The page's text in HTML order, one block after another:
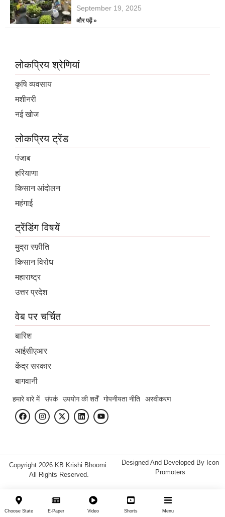
September 19, 2025
और पढ़ें »
लोकप्रिय श्रेणियां
कृषि व्यवसाय
मशीनरी
नई खोज
लोकप्रिय ट्रेंड
पंजाब
हरियाणा
किसान आंदोलन
महंगाई
ट्रेंडिंग विषयें
मुद्रा स्फ़ीति
किसान विरोध
महाराष्ट्र
उत्तर प्रदेश
वेब पर चर्चित
बारिश
आईसीएआर
केंद्र सरकार
बागवानी
हमारे बारे में संपर्क उपयोग की शर्तें गोपनीयता नीति अस्वीकरण
Copyright 2026 KB Krishi Bhoomi.
All Rights Reserved.
Designed And Developed By Icon
Promoters
Choose State E-Paper Video Shorts Menu